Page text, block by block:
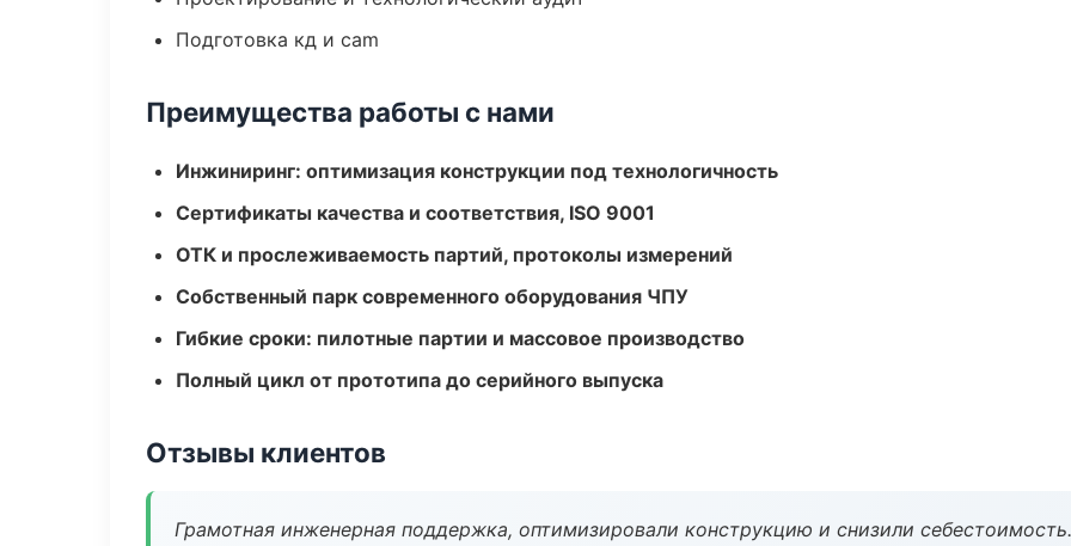
Подготовка кд и cam
Преимущества работы с нами
Инжиниринг: оптимизация конструкции под технологичность
Сертификаты качества и соответствия, ISO 9001
ОТК и прослеживаемость партий, протоколы измерений
Собственный парк современного оборудования ЧПУ
Гибкие сроки: пилотные партии и массовое производство
Полный цикл от прототипа до серийного выпуска
Отзывы клиентов
Грамотная инженерная поддержка, оптимизировали конструкцию и снизили себестоимость.